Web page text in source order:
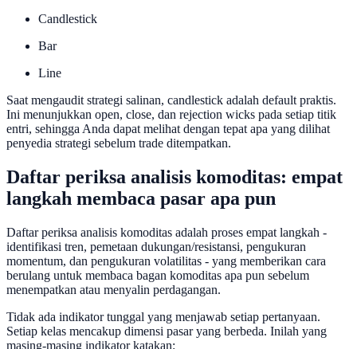
Candlestick
Bar
Line
Saat mengaudit strategi salinan, candlestick adalah default praktis.
Ini menunjukkan open, close, dan rejection wicks pada setiap titik
entri, sehingga Anda dapat melihat dengan tepat apa yang dilihat
penyedia strategi sebelum trade ditempatkan.
Daftar periksa analisis komoditas: empat
langkah membaca pasar apa pun
Daftar periksa analisis komoditas adalah proses empat langkah -
identifikasi tren, pemetaan dukungan/resistansi, pengukuran
momentum, dan pengukuran volatilitas - yang memberikan cara
berulang untuk membaca bagan komoditas apa pun sebelum
menempatkan atau menyalin perdagangan.
Tidak ada indikator tunggal yang menjawab setiap pertanyaan.
Setiap kelas mencakup dimensi pasar yang berbeda. Inilah yang
masing-masing indikator katakan: